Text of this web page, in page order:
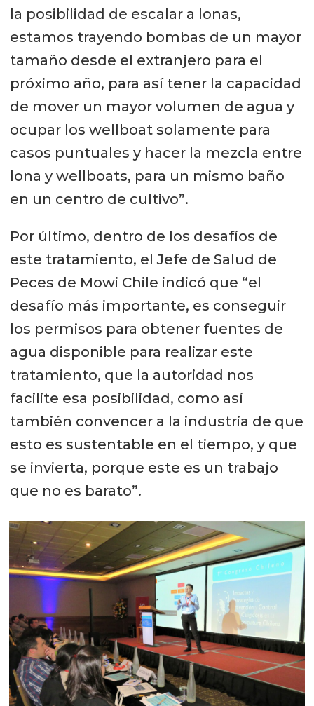
la posibilidad de escalar a lonas,
estamos trayendo bombas de un mayor
tamaño desde el extranjero para el
próximo año, para así tener la capacidad
de mover un mayor volumen de agua y
ocupar los wellboat solamente para
casos puntuales y hacer la mezcla entre
lona y wellboats, para un mismo baño
en un centro de cultivo”.
Por último, dentro de los desafíos de
este tratamiento, el Jefe de Salud de
Peces de Mowi Chile indicó que “el
desafío más importante, es conseguir
los permisos para obtener fuentes de
agua disponible para realizar este
tratamiento, que la autoridad nos
facilite esa posibilidad, como así
también convencer a la industria de que
esto es sustentable en el tiempo, y que
se invierta, porque este es un trabajo
que no es barato”.